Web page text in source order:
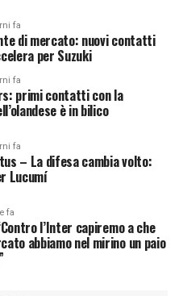
fa
di mercato: nuovi contatti
per Suzuki
fa
primi contatti con la
è in bilico
fa
– La difesa cambia volto:
Lucumí
fa
l’Inter capiremo a che
abbiamo nel mirino un paio